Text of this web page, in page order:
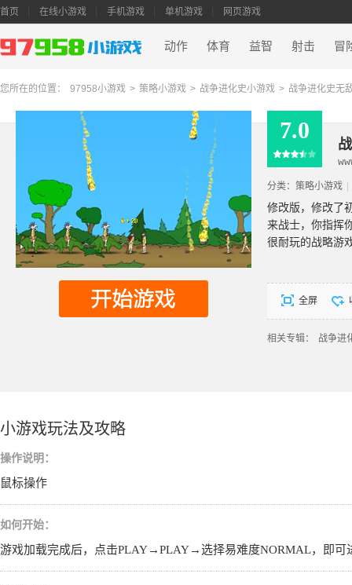
首页 在线小游戏 手机游戏 单机游戏 网页游戏
动作 体育 益智 射击 冒
您所在的位置： 97958小游戏 > 策略小游戏 > 战争进化史小游戏 > 战争进化史无
7.0
分类： 策略小游戏
修改版，修改了
来战士，你指挥
很耐玩的战略游
全屏
相关专辑： 战争进
小游戏玩法及攻略
操作说明：
鼠标操作
如何开始：
游戏加载完成后，点击PLAY→PLAY→选择易难度NORMAL，即可